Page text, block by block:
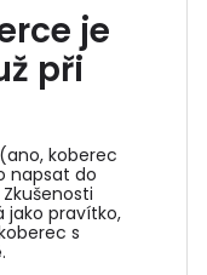
je
při
koberec
napsat do
jako pravítko,
s